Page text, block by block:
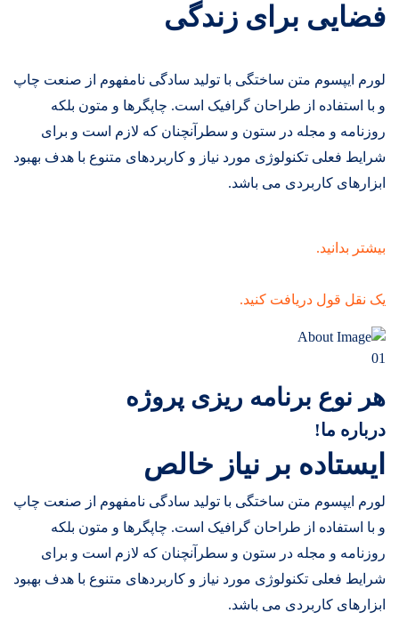
فضایی برای زندگی
لورم ایپسوم متن ساختگی با تولید سادگی نامفهوم از صنعت چاپ
و با استفاده از طراحان گرافیک است. چاپگرها و متون بلکه
روزنامه و مجله در ستون و سطرآنچنان که لازم است و برای
شرایط فعلی تکنولوژی مورد نیاز و کاربردهای متنوع با هدف بهبود
ابزارهای کاربردی می باشد.
بیشتر بدانید.
یک نقل قول دریافت کنید.
هر نوع برنامه ریزی پروژه
درباره ما!
ایستاده بر نیاز خالص
لورم ایپسوم متن ساختگی با تولید سادگی نامفهوم از صنعت چاپ
و با استفاده از طراحان گرافیک است. چاپگرها و متون بلکه
روزنامه و مجله در ستون و سطرآنچنان که لازم است و برای
شرایط فعلی تکنولوژی مورد نیاز و کاربردهای متنوع با هدف بهبود
ابزارهای کاربردی می باشد.